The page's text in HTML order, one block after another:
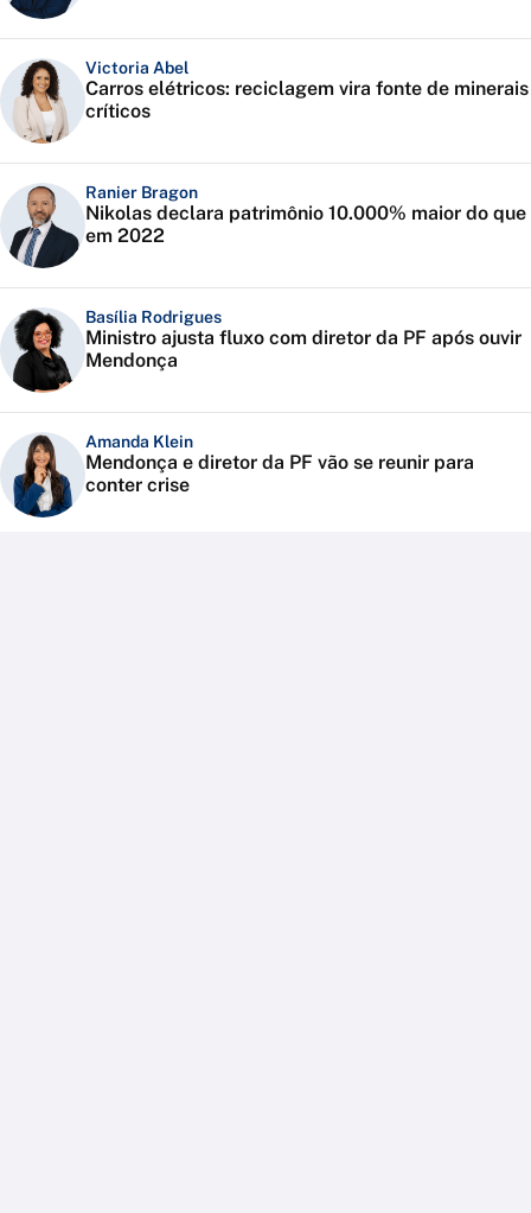
Victoria Abel
Carros elétricos: reciclagem vira fonte de minerais
críticos
Ranier Bragon
Nikolas declara patrimônio 10.000% maior do que
em 2022
Basília Rodrigues
Ministro ajusta fluxo com diretor da PF após ouvir
Mendonça
Amanda Klein
Mendonça e diretor da PF vão se reunir para
conter crise